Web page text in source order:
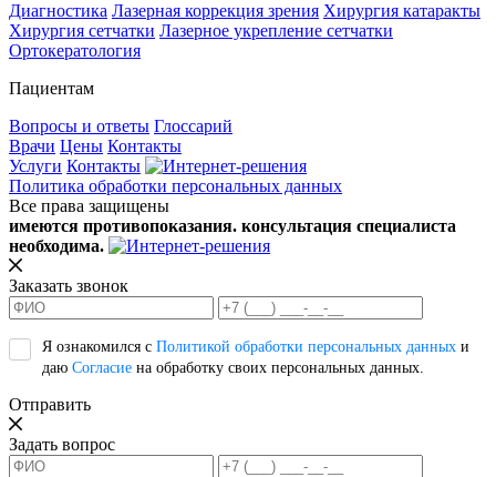
Диагностика Лазерная коррекция зрения Хирургия катаракты
Хирургия сетчатки Лазерное укрепление сетчатки
Ортокератология
Пациентам
Вопросы и ответы Глоссарий
Врачи Цены Контакты
Услуги Контакты
Политика обработки персональных данных
Все права защищены
имеются противопоказания. консультация специалиста
необходима.
Заказать звонок
Я ознакомился с Политикой обработки персональных данных и
даю Согласие на обработку своих персональных данных.
Отправить
Задать вопрос